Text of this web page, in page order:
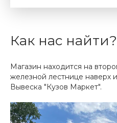
Как нас найти?
Магазин находится на
железной лестнице наверх
Вывеска "Кузов Маркет".